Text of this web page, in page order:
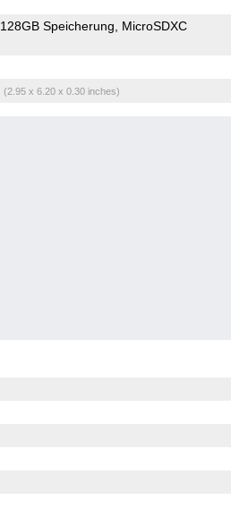
128GB Speicherung MicroSDXC
(2.95 x 6.20 x 0.30 inches)